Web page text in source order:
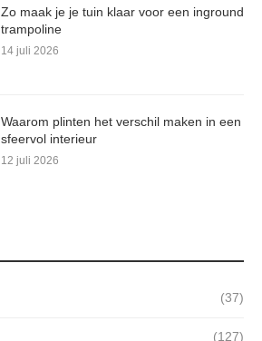
Zo maak je je tuin klaar voor een inground
trampoline
14 juli 2026
Waarom plinten het verschil maken in een
sfeervol interieur
12 juli 2026
(37)
(127)